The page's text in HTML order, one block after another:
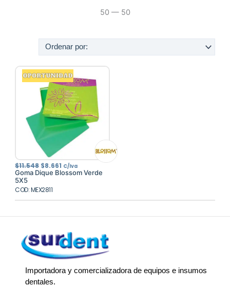
50 — 50
$11.548 El
precio
original
$11.548.
$8.661 El
precio
actual
C/Iva
Goma Dique Blossom Verde
5X5
COD: MEX2811
Importadora y comercializadora de equipos e insumos
dentales.